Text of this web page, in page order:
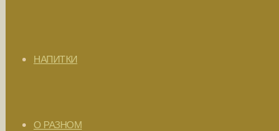
НАПИТКИ
О РАЗНОМ